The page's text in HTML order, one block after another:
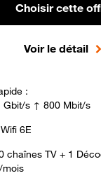
Choisir cette
Voir le détail
:
Gbit/s ↑ 800 Mbit/s
6E
chaînes TV + 1
mois